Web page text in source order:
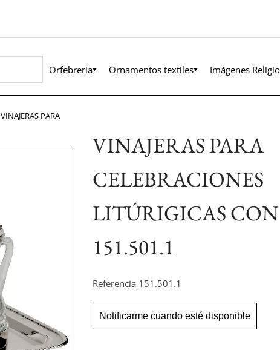
Orfebrería Ornamentos textiles Imágenes
VINAJERAS PARA
VINAJERAS PARA
CELEBRACIONES
LITÚRIGICAS
151.501.1
Referencia 151.501.1
Notificarme cuando esté disponible